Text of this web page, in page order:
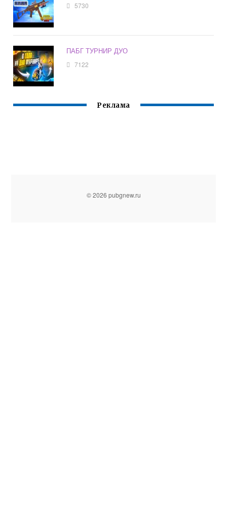
5730
ПАБГ ТУРНИР ДУО
7122
Реклама
© 2026 pubgnew.ru